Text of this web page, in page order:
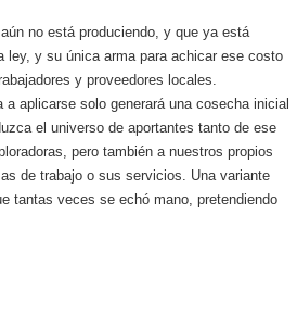
no está produciendo, y que ya está
ley, y su única arma para achicar ese costo
y proveedores locales.
aplicarse solo generará una cosecha inicial
el universo de aportantes tanto de ese
pero también a nuestros propios
de trabajo o sus servicios. Una variante
tantas veces se echó mano, pretendiendo